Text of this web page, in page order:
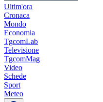
Ultim'ora
Cronaca
Mondo
Economia
TgcomLab
Televisione
TgcomMag
Video
Schede
Sport
Meteo